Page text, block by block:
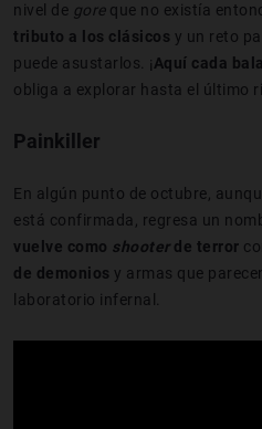
nivel de gore que no existía
tributo a los clásicos y un reto
puede asustarlos. ¡Aquí cada
obliga a explorar hasta el último
Painkiller
En algún punto de octubre,
está confirmada, regresa un
vuelve como shooter de terror
de demonios y armas que
laboratorio infernal.